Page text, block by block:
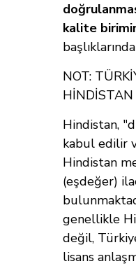
kalite
NOT:
Hindistan,
kabul edilir
Hindistan
(eşdeğer)
genellikle
değil,
lisans